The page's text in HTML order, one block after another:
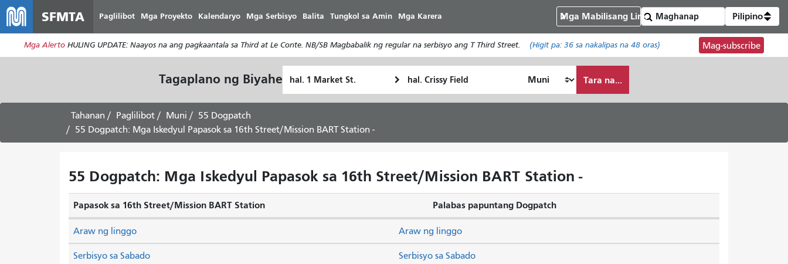
ang
pangunahing
nilalaman
SFMTA Paglilibot Mga Proyekto Kalendaryo Mga Serbisyo Balita Tungkol sa Amin Mga Karera Mga Mabilisang Link Pilipino
Mga Alerto HULING UPDATE: Naayos na ang pagkaantala sa Third at Le Conte. NB/SB Magbabalik ng regular na serbisyo ang T Third Street. (Higit pa: 36sa nakalipas na 48 oras) Mag-subscribe
Tagaplano ng Biyahe
Pagtatapos
Paano
ko
Tara na...
Tahanan Paglilibot Muni
55 Dogpatch
55 Dogpatch: Mga Iskedyul Papasok sa 16th Street/Mission BART Station -
55 Dogpatch: Mga Iskedyul Papasok sa 16th Street/Mission BART Station -
Papasok sa 16th Street/Mission BART Station Palabas papuntang Dogpatch
Serbisyo sa Sabado Serbisyo sa Sabado
Araw ng linggo Araw ng linggo